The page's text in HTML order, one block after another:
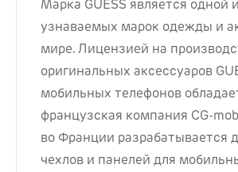
Марка GUESS является одной
узнаваемых марок одежды и
мире. Лицензией на
оригинальных аксессуаров
мобильных телефонов
французская компания CG-
во Франции разрабатывается
чехлов и панелей для